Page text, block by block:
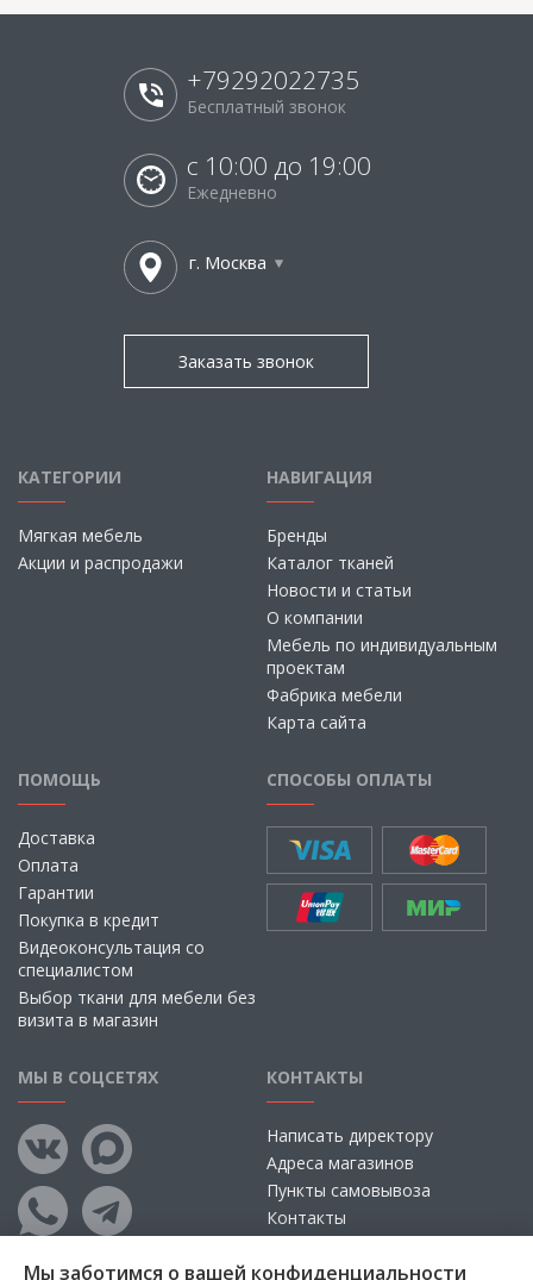
+79292022735
Бесплатный звонок
с 10:00 до 19:00
Ежедневно
г. Москва
Заказать звонок
КАТЕГОРИИ
Мягкая мебель
Акции и распродажи
НАВИГАЦИЯ
Бренды
Каталог тканей
Новости и статьи
О компании
Мебель по индивидуальным
проектам
Фабрика мебели
Карта сайта
ПОМОЩЬ
Доставка
Оплата
Гарантии
Покупка в кредит
Видеоконсультация со
специалистом
Выбор ткани для мебели без
визита в магазин
СПОСОБЫ ОПЛАТЫ
МЫ В СОЦСЕТЯХ КОНТАКТЫ
Написать директору
Адреса магазинов
Пункты самовывоза
Контакты
Мы заботимся о вашей конфиденциальности